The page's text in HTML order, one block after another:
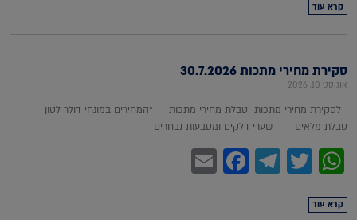
קרא עוד
סקירת מחירי מתכות 30.7.2026
אוגוסט 10, 2026
לסקירת מחירי מתכות טבלת מחירי מתכות *המחירים במונחי דולר לטון
טבלת מלאים שערי דלקים ומטבעות נבחרים
WhatsApp
Twitter
Telegram
Facebook
קרא עוד